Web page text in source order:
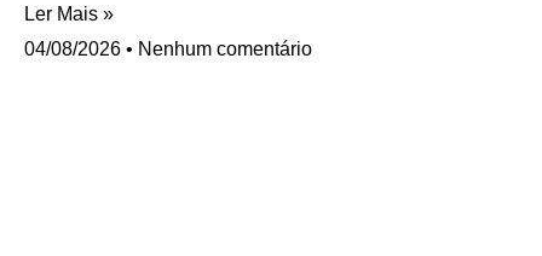
Ler Mais »
04/08/2026
Nenhum comentário